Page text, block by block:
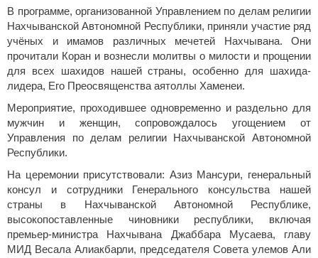
В программе, организованной Управлением по делам религии
Нахчыванской Автономной Республики, приняли участие ряд
учёных и имамов различных мечетей Нахчывана. Они
прочитали Коран и вознесли молитвы о милости и прощении
для всех шахидов нашей страны, особенно для шахида-
лидера, Его Преосвященства аятоллы Хаменеи.
Мероприятие, проходившее одновременно и раздельно для
мужчин и женщин, сопровождалось угощением от
Управления по делам религии Нахчыванской Автономной
Республики.
На церемонии присутствовали: Азиз Мансури, генеральный
консул и сотрудники Генерального консульства нашей
страны в Нахчыванской Автономной Республике,
высокопоставленные чиновники республики, включая
премьер-министра Нахчывана Джаббара Мусаева, главу
МИД Весала Алиакбарли, председателя Совета улемов Али